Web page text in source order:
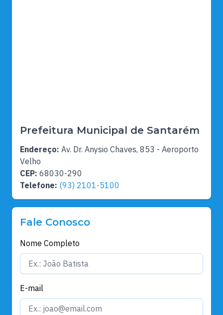
Prefeitura Municipal de Santarém
Endereço: Av. Dr. Anysio Chaves, 853 - Aeroporto
Velho
CEP: 68030-290
Telefone: (93) 2101-5100
Fale Conosco
Nome Completo
E-mail